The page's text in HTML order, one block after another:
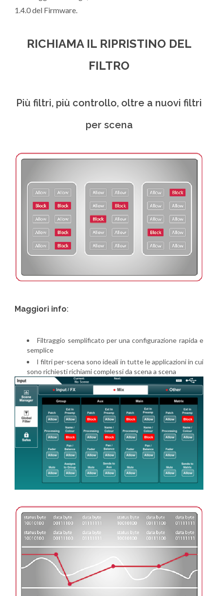
1.4.0 del Firmware.
RICHIAMA IL RIPRISTINO DEL
FILTRO
Più filtri, più controllo, oltre a nuovi filtri
per scena
Maggiori info:
Filtraggio semplificato per una configurazione rapida e
semplice
I filtri per-scena sono ideali in tutte le applicazioni in cui
sono richiesti richiami complessi da scena a scena